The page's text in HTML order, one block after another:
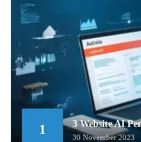
1 3 Website AI
30 November 2023